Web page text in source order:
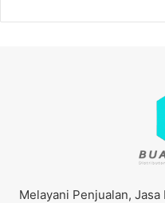
Melayani Penjualan,